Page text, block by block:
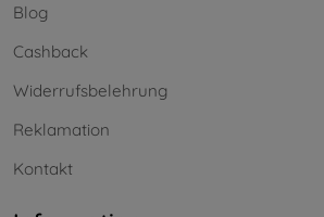
Blog
Cashback
Widerrufsbelehrung
Reklamation
Kontakt